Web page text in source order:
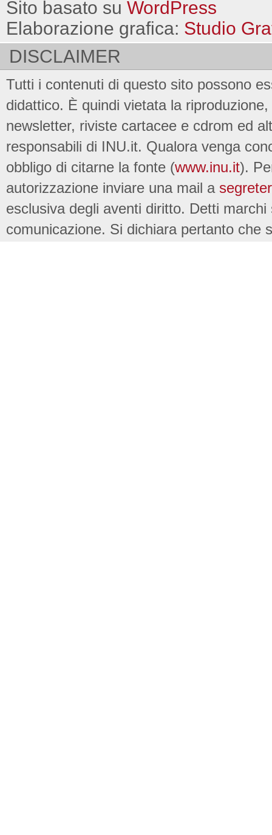
Sito basato su WordPress
Elaborazione grafica: Studio
DISCLAIMER
Tutti i contenuti di questo sito possono
didattico. È quindi vietata la
newsletter, riviste cartacee e cdrom ed
responsabili di INU.it. Qualora venga
obbligo di citarne la fonte (www.inu.it).
autorizzazione inviare una mail a
esclusiva degli aventi diritto. Detti
comunicazione. Si dichiara pertanto che